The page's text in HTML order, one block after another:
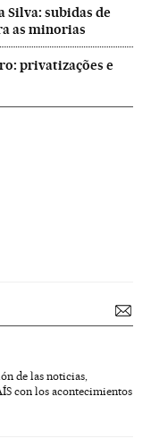
Silva: subidas de
as minorias
privatizações e
de las noticias,
con los acontecimientos